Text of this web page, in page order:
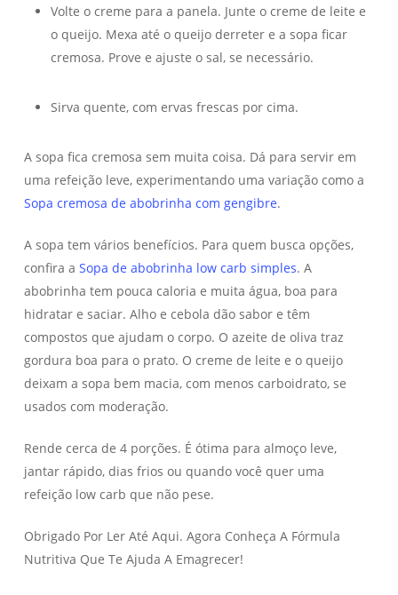
Volte o creme para a panela. Junte o creme de leite e
o queijo. Mexa até o queijo derreter e a sopa ficar
cremosa. Prove e ajuste o sal, se necessário.
Sirva quente, com ervas frescas por cima.
A sopa fica cremosa sem muita coisa. Dá para servir em
uma refeição leve, experimentando uma variação como a
Sopa cremosa de abobrinha com gengibre.
A sopa tem vários benefícios. Para quem busca opções,
confira a Sopa de abobrinha low carb simples. A
abobrinha tem pouca caloria e muita água, boa para
hidratar e saciar. Alho e cebola dão sabor e têm
compostos que ajudam o corpo. O azeite de oliva traz
gordura boa para o prato. O creme de leite e o queijo
deixam a sopa bem macia, com menos carboidrato, se
usados com moderação.
Rende cerca de 4 porções. É ótima para almoço leve,
jantar rápido, dias frios ou quando você quer uma
refeição low carb que não pese.
Obrigado Por Ler Até Aqui. Agora Conheça A Fórmula
Nutritiva Que Te Ajuda A Emagrecer!